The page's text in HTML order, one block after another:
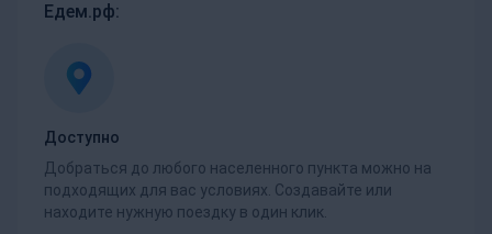
Едем.рф:
Доступно
Добраться до любого населенного пункта можно на
подходящих для вас условиях. Создавайте или
находите нужную поездку в один клик.